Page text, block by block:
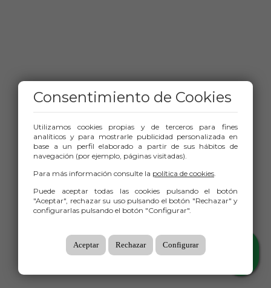
Consentimiento de Cookies
Utilizamos cookies propias y de terceros para fines
analíticos y para mostrarle publicidad personalizada en
base a un perfil elaborado a partir de sus hábitos de
navegación (por ejemplo, páginas visitadas).
Para más información consulte la política de cookies.
Puede aceptar todas las cookies pulsando el botón
"Aceptar", rechazar su uso pulsando el botón "Rechazar" y
configurarlas pulsando el botón "Configurar".
Aceptar Rechazar Configurar